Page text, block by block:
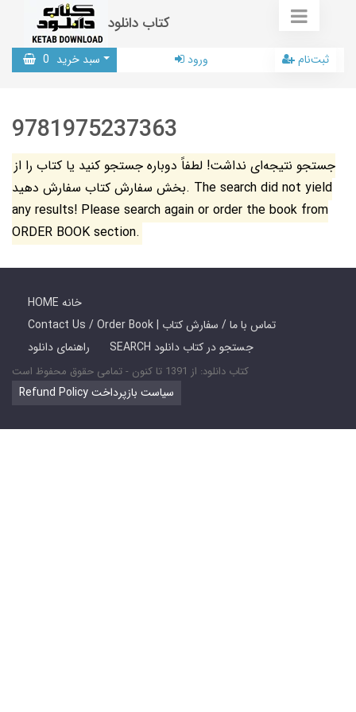
کتاب دانلود
سبد خرید 0 ورود ثبت‌نام
9781975237363
جستجو نتیجه‌ای نداشت! لطفاً دوباره جستجو کنید یا کتاب را از
بخش سفارش کتاب سفارش دهید. The search did not yield
any results! Please search again or order the book from
ORDER BOOK section.
HOME خانه
Contact Us / Order Book | تماس با ما / سفارش کتاب
راهنمای دانلود
SEARCH جستجو در کتاب دانلود
کتاب دانلود: از 1391 تا کنون - تمامی حقوق محفوظ است
Refund Policy سیاست بازپرداخت